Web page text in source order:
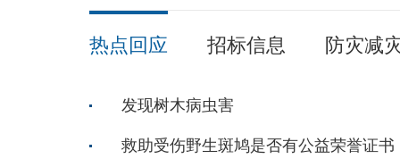
热点回应 招标信息 防灾减
发现树木病虫害
救助受伤野生斑鸠是否有公益荣誉证书